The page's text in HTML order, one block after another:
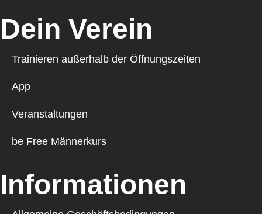
Dein Verein
Trainieren außerhalb der Öffnungszeiten
App
Veranstaltungen
be Free Männerkurs
Informationen